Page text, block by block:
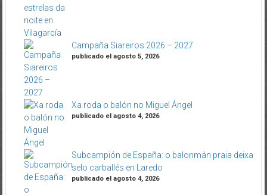
Campaña Siareiros 2026 – 2027
publicado el agosto 5, 2026
Xa roda o balón no Miguel Ángel
publicado el agosto 4, 2026
Subcampión de España: o balonmán praia deixa
selo carballés en Laredo
publicado el agosto 4, 2026